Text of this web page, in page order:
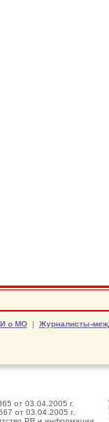
о МО| Журналисты-
от 03.04.2005 г.
от 03.04.2005 г.